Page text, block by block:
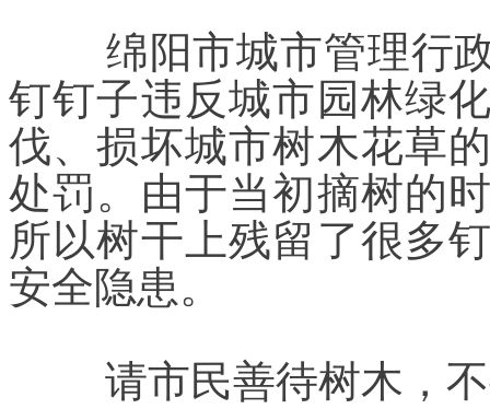
钉钉子违反城市园林绿
伐、损坏城市树木花草
处罚。由于当初摘树的
所以树干上残留了很多
安全隐患。
请市民善待树木，